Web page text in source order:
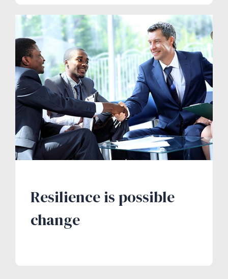
Resilience is possible
change